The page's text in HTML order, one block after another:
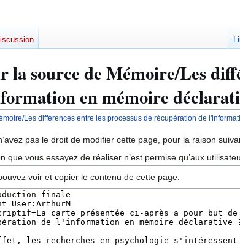
la source de Mémoire/Les
en mémoire
Les différences entre les processus de récupération de
pas le droit de modifier cette page, pour la raison
que vous essayez de réaliser n’est permise qu’aux
voir et copier le contenu de cette page.